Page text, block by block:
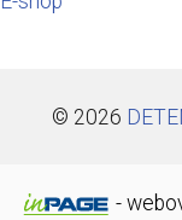
© 2026
-